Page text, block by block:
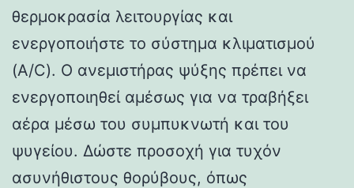
θερμοκρασία λειτουργίας και
ενεργοποιήστε το σύστημα κλιματισμού
(A/C). Ο ανεμιστήρας ψύξης πρέπει να
ενεργοποιηθεί αμέσως για να τραβήξει
αέρα μέσω του συμπυκνωτή και του
ψυγείου. Δώστε προσοχή για τυχόν
ασυνήθιστους θορύβους, όπως